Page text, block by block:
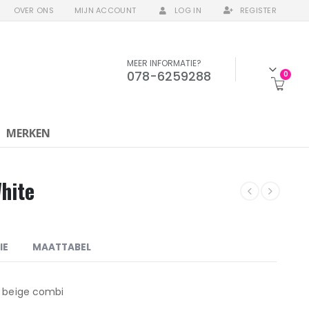
OVER ONS MIJN ACCOUNT LOG IN REGISTER
MEER INFORMATIE?
078-6259288 0
MERKEN
MAATTABEL
beige combi